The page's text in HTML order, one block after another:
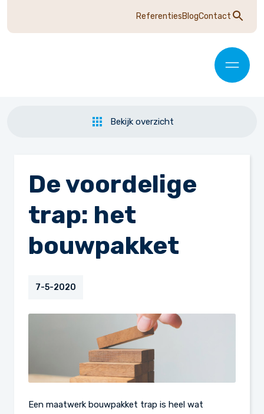
ReferentiesBlogContact
Bekijk overzicht
De voordelige
trap: het
bouwpakket
7-5-2020
Een maatwerk bouwpakket trap is heel wat